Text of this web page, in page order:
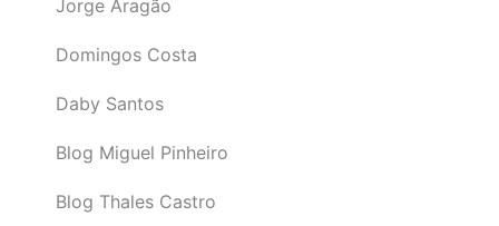
Jorge Aragão
Domingos Costa
Daby Santos
Blog Miguel Pinheiro
Blog Thales Castro